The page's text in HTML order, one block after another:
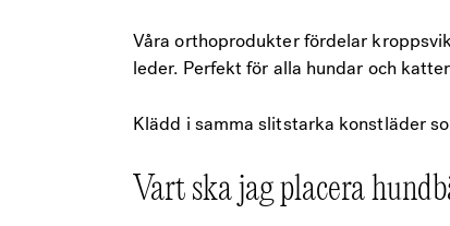
Våra orthoprodukter fördelar
leder. Perfekt för alla hundar och
Klädd i samma slitstarka konstläder
Vart ska jag placera